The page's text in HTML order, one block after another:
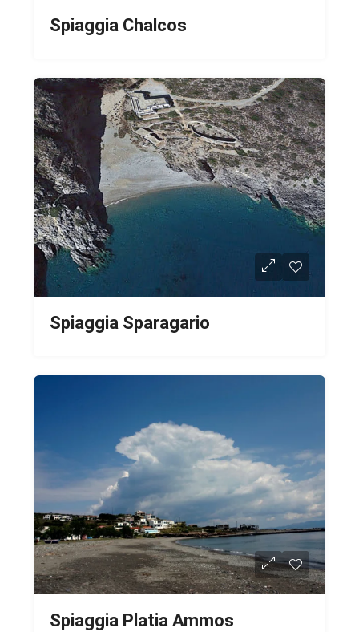
Spiaggia Chalcos
Spiaggia Sparagario
Spiaggia Platia Ammos